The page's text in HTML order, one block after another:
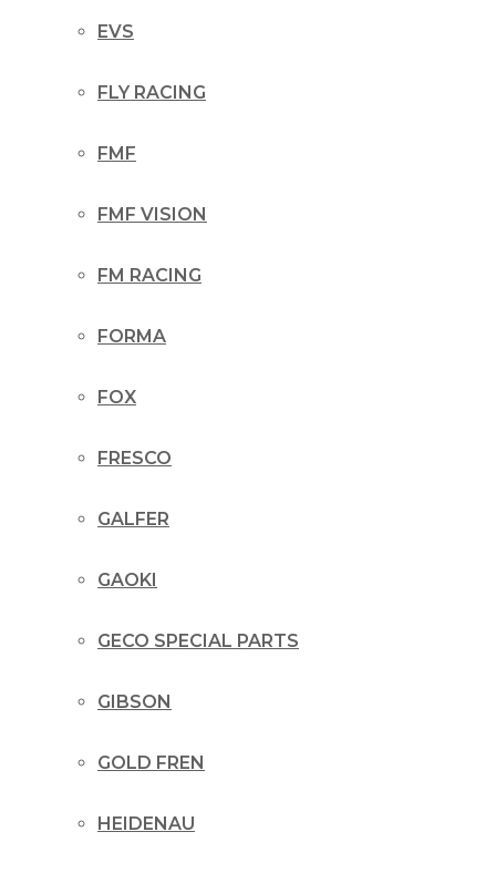
EVS
FLY RACING
FMF
FMF VISION
FM RACING
FORMA
FOX
FRESCO
GALFER
GAOKI
GECO SPECIAL PARTS
GIBSON
GOLD FREN
HEIDENAU